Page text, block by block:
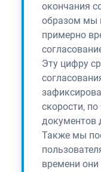
окончания
образом мы
примерно
Эту цифру
скорости,
документов
Также мы
времени они